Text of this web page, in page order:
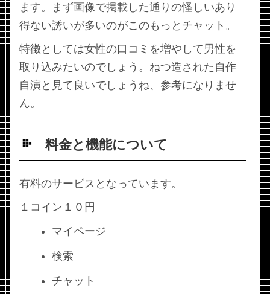
ます。まず画像で掲載した通りの怪しいあり
得ない誘いが多いのがこのもっとチャット。
特徴としては女性の口コミを増やして男性を
取り込みたいのでしょう。ねつ造された自作
自演と見て良いでしょうね、参考になりませ
ん。
料金と機能について
有料のサービスとなっています。
１コイン１０円
マイページ
検索
チャット